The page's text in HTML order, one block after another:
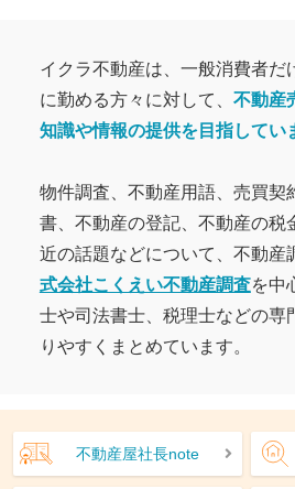
イクラ不動産は、一般消費者だ
に勤める方々に対して、 不動産
知識や情報の提供を目指してい
物件調査、不動産用語、売買契
書、不動産の登記、不動産の税
近の話題などについて、不動産
式会社こくえい不動産調査を中
士や司法書士、税理士などの専
りやすくまとめています。
不動産屋社長note